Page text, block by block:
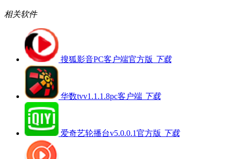
相关软件
搜狐影音PC客户端官方版 下载
华数tvv1.1.1.8pc客户端 下载
爱奇艺轮播台v5.0.0.1官方版 下载